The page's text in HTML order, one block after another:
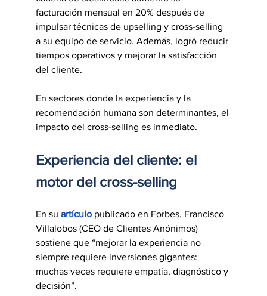
facturación mensual en 20% después de
impulsar técnicas de upselling y cross-selling
a su equipo de servicio. Además, logró reducir
tiempos operativos y mejorar la satisfacción
del cliente.
En sectores donde la experiencia y la
recomendación humana son determinantes, el
impacto del cross-selling es inmediato.
Experiencia del cliente: el
motor del cross-selling
En su artículo publicado en Forbes, Francisco
Villalobos (CEO de Clientes Anónimos)
sostiene que “mejorar la experiencia no
siempre requiere inversiones gigantes:
muchas veces requiere empatía, diagnóstico y
decisión”.